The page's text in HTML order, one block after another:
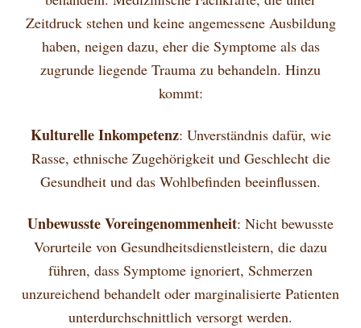
Zeitdruck stehen und keine angemessene Ausbildung
haben, neigen dazu, eher die Symptome als das
zugrunde liegende Trauma zu behandeln. Hinzu
kommt:
Kulturelle Inkompetenz: Unverständnis dafür, wie
Rasse, ethnische Zugehörigkeit und Geschlecht die
Gesundheit und das Wohlbefinden beeinflussen.
Unbewusste Voreingenommenheit: Nicht bewusste
Vorurteile von Gesundheitsdienstleistern, die dazu
führen, dass Symptome ignoriert, Schmerzen
unzureichend behandelt oder marginalisierte Patienten
unterdurchschnittlich versorgt werden.